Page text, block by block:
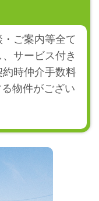
ご案内等全て
サービス付き
時仲介手数料
物件がござい